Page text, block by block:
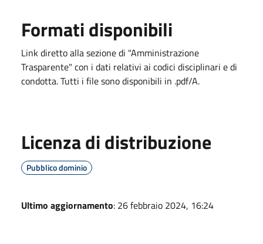
Formati disponibili
Link diretto alla sezione di "Amministrazione
Trasparente" con i dati relativi ai codici disciplinari e di
condotta. Tutti i file sono disponibili in .pdf/A.
Licenza di distribuzione
Pubblico dominio
Ultimo aggiornamento: 26 febbraio 2024, 16:24